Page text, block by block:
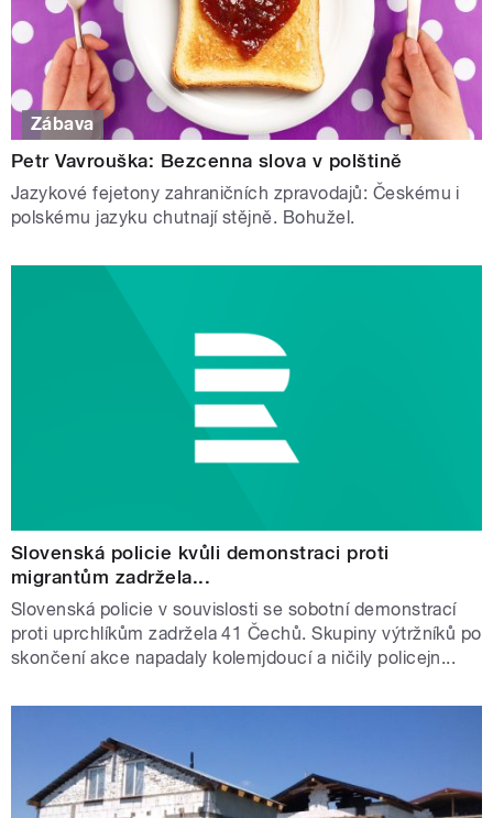
Zábava
Petr Vavrouška: Bezcenna slova v polštině
Jazykové fejetony zahraničních zpravodajů: Českému i
polskému jazyku chutnají stějně. Bohužel.
Slovenská policie kvůli demonstraci proti
migrantům zadržela...
Slovenská policie v souvislosti se sobotní demonstrací
proti uprchlíkům zadržela 41 Čechů. Skupiny výtržníků po
skončení akce napadaly kolemjdoucí a ničily policejn...